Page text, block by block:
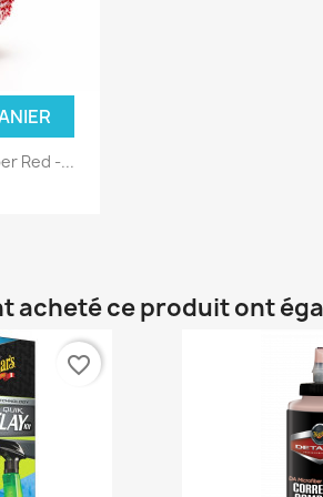
Red -...
acheté ce produit ont
favorite_border